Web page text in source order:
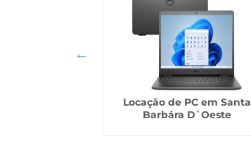
Locação de PC em Santa
Barbára D`Oeste